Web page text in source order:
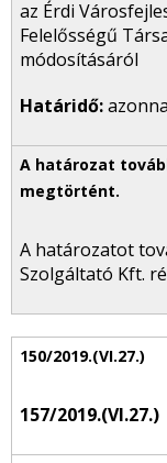
az Érdi
Felelősségű
módosításáról
Határidő:
A határozatot
Szolgáltató Kft.
157/2019.(VI.27.)